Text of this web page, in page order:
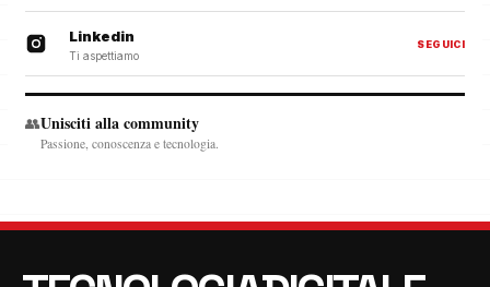
Linkedin
Ti aspettiamo
SEGUICI
👥Unisciti alla community
Passione, conoscenza e tecnologia.